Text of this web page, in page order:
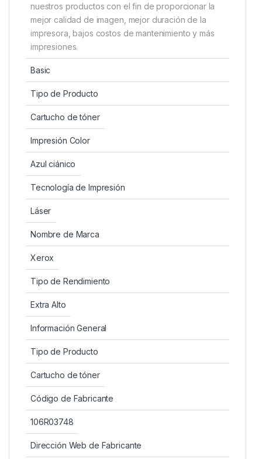
nuestros productos con el fin de proporcionar la
mejor calidad de imagen, mejor duración de la
impresora, bajos costos de mantenimiento y más
impresiones.
Basic
Tipo de Producto
Cartucho de tóner
Impresión Color
Azul ciánico
Tecnología de Impresión
Láser
Nombre de Marca
Xerox
Tipo de Rendimiento
Extra Alto
Información General
Tipo de Producto
Cartucho de tóner
Código de Fabricante
106R03748
Dirección Web de Fabricante